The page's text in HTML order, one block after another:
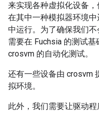
来实现各种虚拟化设备
在其中一种模拟器环境
中运行。为了确保我们
需要在 Fuchsia 的测试
crosvm 的自动化测试。
还有一些设备由 crosvm
拟环境。
此外，我们需要让驱动